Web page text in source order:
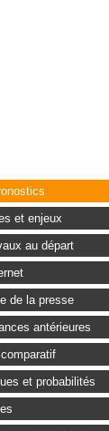
et enjeux
au départ
de la presse
antérieures
et probabilités